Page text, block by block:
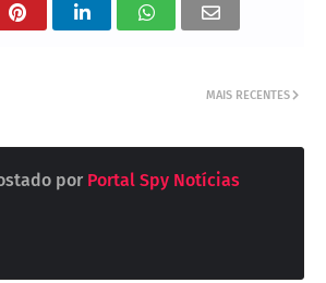
MAIS RECENTES
por Portal Spy Notícias